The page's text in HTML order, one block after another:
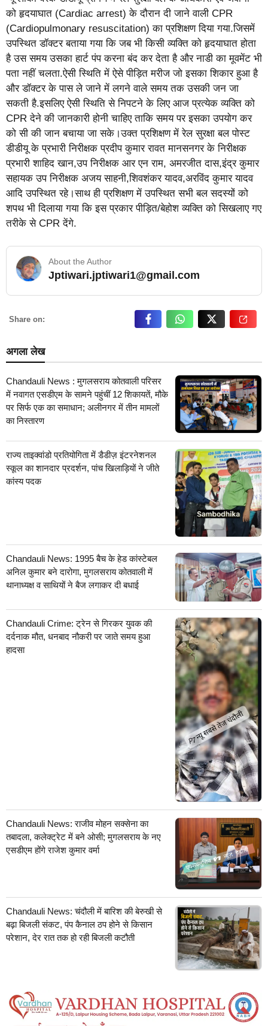
को हृदयाघात (Cardiac arrest) के दौरान दी जाने वाली CPR
(Cardiopulmonary resuscitation) का प्रशिक्षण दिया गया.जिसमें
उपस्थित डॉक्टर बताया गया कि जब भी किसी व्यक्ति को हृदयाघात होता
है उस समय उसका हार्ट पंप करना बंद कर देता है और नाडी का मूवमेंट भी
पता नहीं चलता.ऐसी स्थिति में ऐसे पीड़ित मरीज जो इसका शिकार हुआ है
और डॉक्टर के पास ले जाने में लगने वाले समय तक उसकी जन जा
सकती है.इसलिए ऐसी स्थिति से निपटने के लिए आज प्रत्येक व्यक्ति को
CPR देने की जानकारी होनी चाहिए ताकि समय पर इसका उपयोग कर
को सी की जान बचाया जा सके।उक्त प्रशिक्षण में रेल सुरक्षा बल पोस्ट
डीडीयू के प्रभारी निरीक्षक प्रदीप कुमार रावत मानसनगर के निरीक्षक
प्रभारी शाहिद खान,उप निरीक्षक आर एन राम, अमरजीत दास,इंद्र कुमार
सहायक उप निरीक्षक अजय साहनी,शिवशंकर यादव,अरविंद कुमार यादव
आदि उपस्थित रहे।साथ ही प्रशिक्षण में उपस्थित सभी बल सदस्यों को
शपथ भी दिलाया गया कि इस प्रकार पीड़ित/बेहोश व्यक्ति को सिखलाए गए
तरीके से CPR देंगे.
About the Author
Jptiwari.jptiwari1@gmail.com… Read More
Share on:
अगला लेख
Chandauli News : मुगलसराय कोतवाली परिसर
में नवागत एसडीएम के सामने पहुंचीं 12 शिकायतें, मौके
पर सिर्फ एक का समाधान; अलीनगर में तीन मामलों
का निस्तारण
राज्य ताइक्वांडो प्रतियोगिता में डैडीज़ इंटरनेशनल
स्कूल का शानदार प्रदर्शन, पांच खिलाड़ियों ने जीते
कांस्य पदक
Chandauli News: 1995 बैच के हेड कांस्टेबल
अनिल कुमार बने दारोगा, मुगलसराय कोतवाली में
थानाध्यक्ष व साथियों ने बैज लगाकर दी बधाई
Chandauli Crime: ट्रेन से गिरकर युवक की
दर्दनाक मौत, धनबाद नौकरी पर जाते समय हुआ
हादसा
Chandauli News: राजीव मोहन सक्सेना का
तबादला, कलेक्ट्रेट में बने ओसी; मुगलसराय के नए
एसडीएम होंगे राजेश कुमार वर्मा
Chandauli News: चंदौली में बारिश की बेरुखी से
बढ़ा बिजली संकट, पंप कैनाल ठप होने से किसान
परेशान, देर रात तक हो रही बिजली कटौती